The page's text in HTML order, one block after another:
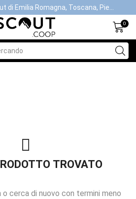
0
TROVATO
cerca di nuovo con termini meno